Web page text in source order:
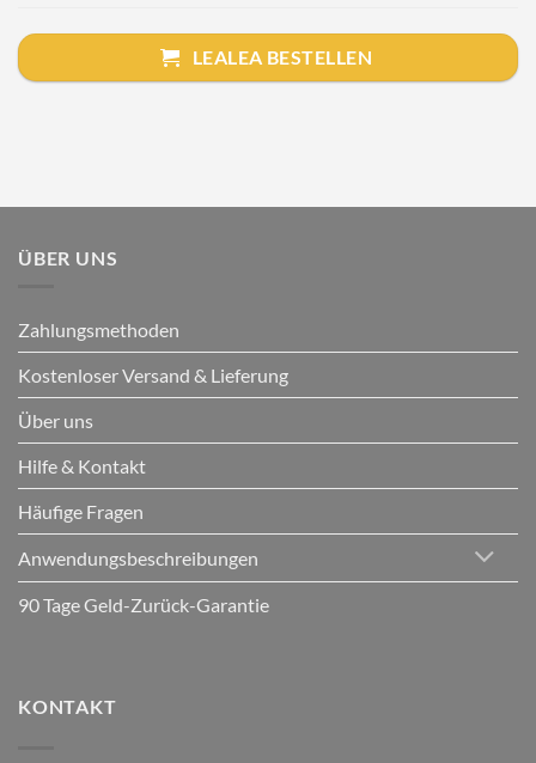
LEALEA BESTELLEN
ÜBER UNS
Zahlungsmethoden
Kostenloser Versand & Lieferung
Über uns
Hilfe & Kontakt
Häufige Fragen
Anwendungsbeschreibungen
90 Tage Geld-Zurück-Garantie
KONTAKT